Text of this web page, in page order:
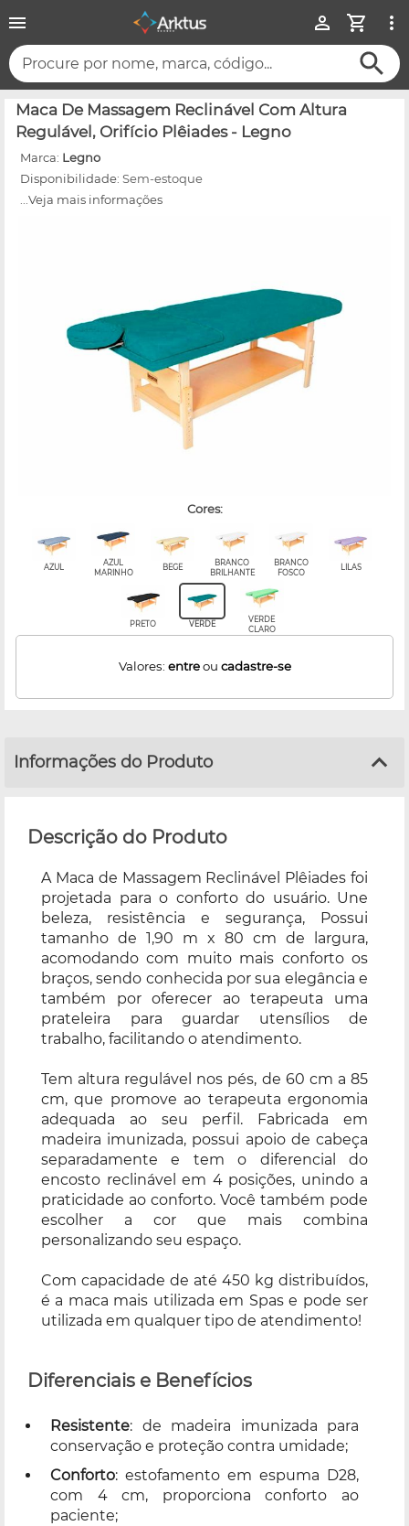
Procure por nome, marca, código...
Maca De Massagem Reclinável Com Altura
Regulável, Orifício Plêiades - Legno
Marca: Legno
Disponibilidade: Sem-estoque
...Veja mais informações
cores:
AZUL
AZUL
MARINHO
BEGE
BRANCO
BRILHANTE
BRANCO
FOSCO
LILAS
PRETO VERDE
VERDE
CLARO
Valores: entreou cadastre-se
Informações do Produto
Descrição do Produto
A Maca de Massagem Reclinável Plêiades foi
projetada para o conforto do usuário. Une
beleza, resistência e segurança, Possui
tamanho de 1,90 m x 80 cm de largura,
acomodando com muito mais conforto os
braços, sendo conhecida por sua elegância e
também por oferecer ao terapeuta uma
prateleira para guardar utensílios de
trabalho, facilitando o atendimento.
Tem altura regulável nos pés, de 60 cm a 85
cm, que promove ao terapeuta ergonomia
adequada ao seu perfil. Fabricada em
madeira imunizada, possui apoio de cabeça
separadamente e tem o diferencial do
encosto reclinável em 4 posições, unindo a
praticidade ao conforto. Você também pode
escolher a cor que mais combina
personalizando seu espaço.
Com capacidade de até 450 kg distribuídos,
é a maca mais utilizada em Spas e pode ser
utilizada em qualquer tipo de atendimento!
Diferenciais e Benefícios
Resistente: de madeira imunizada para
conservação e proteção contra umidade;
Conforto: estofamento em espuma D28,
com 4 cm, proporciona conforto ao
paciente;